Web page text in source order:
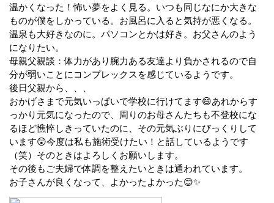
温かくなった！怖い夢をよく見る。いつも同じなにか大きな
ものが僕をしかっている。お風呂に入ると気持が悪くなる。
温泉も大好きなのに。パソコンとかは好き。お父さんのよう
になりたい。
母親父親談：体力があり腕力ある友達より負かされるので自
分が弱いことにコンプレックスを感じているようです。
後日父親から、、、
おかげさまで元気いっぱいで学校に行けてます😄あれからす
っかり元気になったので、周りのお母さんたちも不登校にな
るほど憔悴しきっていたのに、その元気ぶりにびっくりして
います😲今度は私も施術受けたい！と話しているようです
（笑）そのときはよろしくお願いします。
その後もご夫婦で体調を整えたいときは通われています。
お子さんが良くなって、よかったよかった😊✨